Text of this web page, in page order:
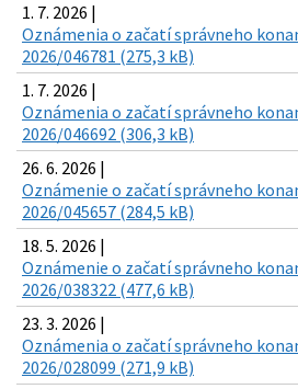
1. 7. 2026 |
Oznámenia o začatí správneho
2026/046781 (275,3 kB)
1. 7. 2026 |
Oznámenia o začatí správneho
2026/046692 (306,3 kB)
26. 6. 2026 |
Oznámenie o začatí správneho
2026/045657 (284,5 kB)
18. 5. 2026 |
Oznámenie o začatí správneho
2026/038322 (477,6 kB)
23. 3. 2026 |
Oznámenia o začatí správneho
2026/028099 (271,9 kB)